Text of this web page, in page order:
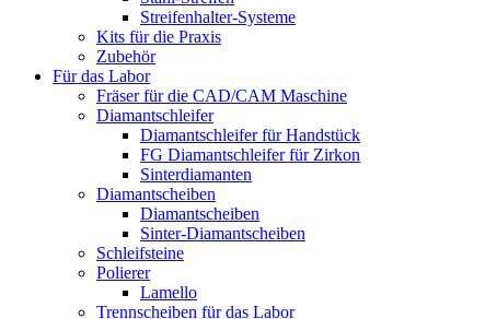
Streifenhalter-Systeme
Kits für die Praxis
Zubehör
Für das Labor
Fräser für die CAD/CAM Maschine
Diamantschleifer
Diamantschleifer für Handstück
FG Diamantschleifer für Zirkon
Sinterdiamanten
Diamantscheiben
Diamantscheiben
Sinter-Diamantscheiben
Schleifsteine
Polierer
Lamello
Trennscheiben für das Labor